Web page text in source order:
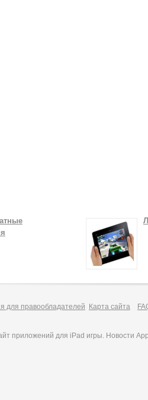
для правообладателей Карта сайта
приложений для iPad игры. Новости